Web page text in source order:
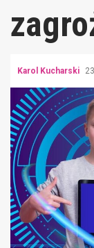
Karol Kucharski